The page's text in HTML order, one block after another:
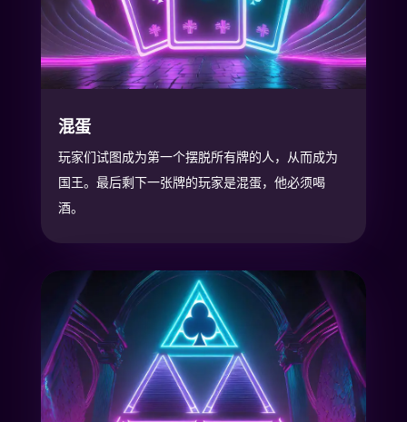
混蛋
玩家们试图成为第一个摆脱所有牌的人，从而成为
国王。最后剩下一张牌的玩家是混蛋，他必须喝
酒。